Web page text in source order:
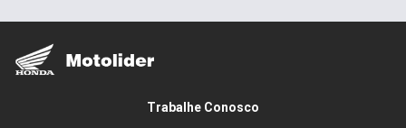
Trabalhe Conosco